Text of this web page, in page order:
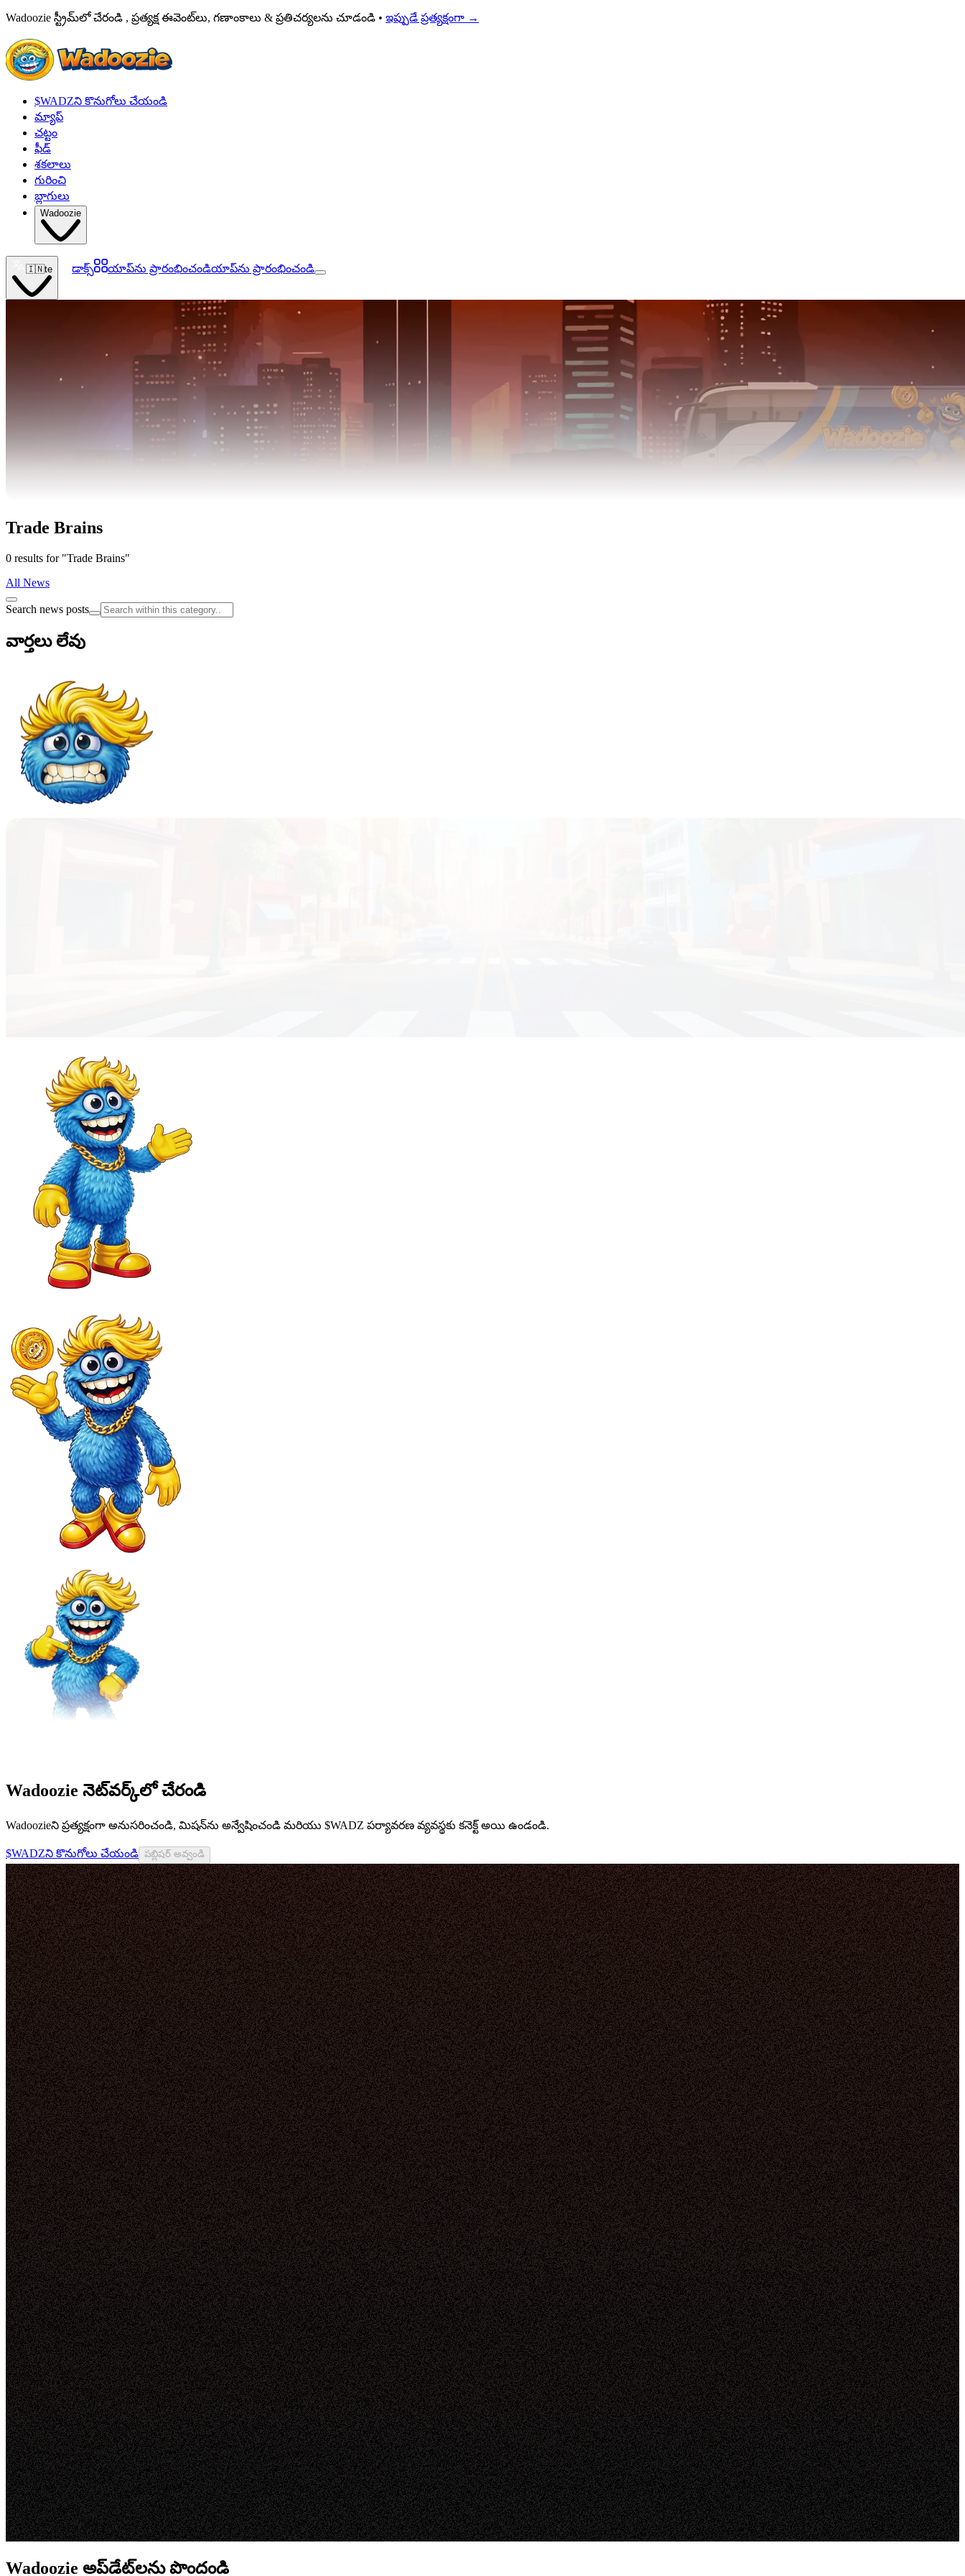
Wadoozie స్ట్రీమ్‌లో చేరండి , ప్రత్యక్ష ఈవెంట్‌లు, గణాంకాలు & ప్రతిచర్యలను చూడండి • ఇప్పుడే ప్రత్యక్షంగా →
$WADZని కొనుగోలు చేయండి
మ్యాప్
చట్టం
ఫీడ్
శకలాలు
గురించి
బ్లాగులు
Wadoozie
🇮🇳te డాక్స్ యాప్‌ను ప్రారంభించండియాప్‌ను ప్రారంభించండి
Trade Brains
0 results for "Trade Brains"
All News
Search news posts
వార్తలు లేవు
Wadoozie నెట్‌వర్క్‌లో చేరండి
Wadoozieని ప్రత్యక్షంగా అనుసరించండి, మిషన్‌ను అన్వేషించండి మరియు $WADZ పర్యావరణ వ్యవస్థకు కనెక్ట్ అయి ఉండండి.
$WADZని కొనుగోలు చేయండి పబ్లిషర్ అవ్వండి
Wadoozie అప్‌డేట్‌లను పొందండి